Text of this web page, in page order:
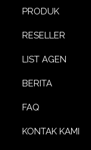
PRODUK
RESELLER
LIST AGEN
BERITA
FAQ
KONTAK KAMI